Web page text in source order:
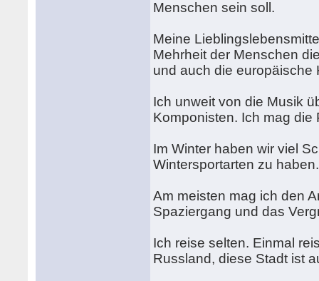
Menschen sein soll.
Meine
Mehrheit der Menschen
und auch die europäische
Ich unweit von die Musik
Komponisten. Ich mag
Im Winter haben wir viel
Wintersportarten zu
Am meisten mag ich den
Spaziergang und das
Ich reise selten. Einmal
Russland, diese Stadt ist